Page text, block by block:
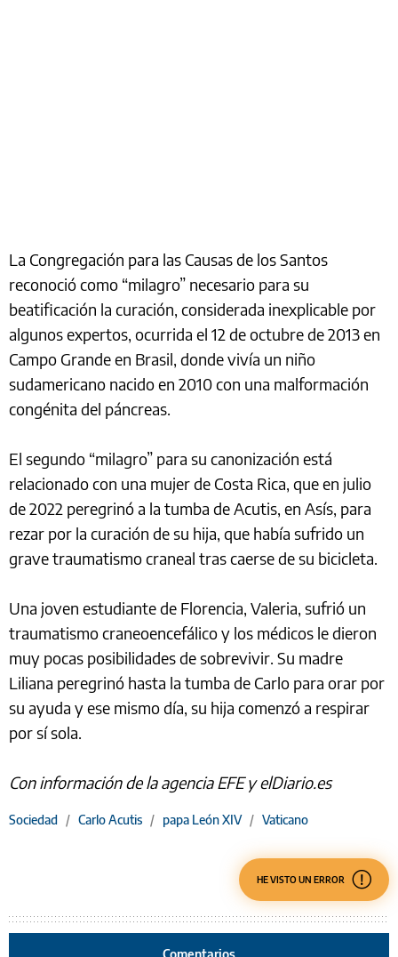
La Congregación para las Causas de los Santos
reconoció como “milagro” necesario para su
beatificación la curación, considerada inexplicable por
algunos expertos, ocurrida el 12 de octubre de 2013 en
Campo Grande en Brasil, donde vivía un niño
sudamericano nacido en 2010 con una malformación
congénita del páncreas.
El segundo “milagro” para su canonización está
relacionado con una mujer de Costa Rica, que en julio
de 2022 peregrinó a la tumba de Acutis, en Asís, para
rezar por la curación de su hija, que había sufrido un
grave traumatismo craneal tras caerse de su bicicleta.
Una joven estudiante de Florencia, Valeria, sufrió un
traumatismo craneoencefálico y los médicos le dieron
muy pocas posibilidades de sobrevivir. Su madre
Liliana peregrinó hasta la tumba de Carlo para orar por
su ayuda y ese mismo día, su hija comenzó a respirar
por sí sola.
Con información de la agencia EFE y elDiario.es
Sociedad / Carlo Acutis / papa León XIV / Vaticano
HE VISTO UN ERROR